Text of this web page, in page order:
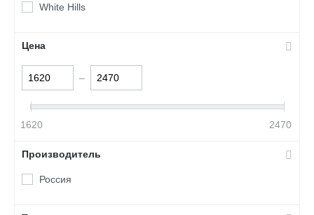
White Hills
Цена
–
1620 2470
Производитель
Россия